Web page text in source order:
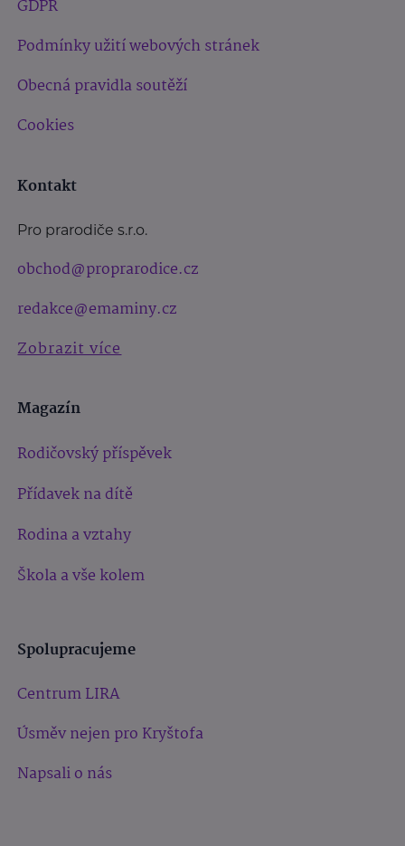
GDPR
Podmínky užití webových stránek
Obecná pravidla soutěží
Cookies
Kontakt
Pro prarodiče s.r.o.
obchod@proprarodice.cz
redakce@emaminy.cz
Zobrazit více
Magazín
Rodičovský příspěvek
Přídavek na dítě
Rodina a vztahy
Škola a vše kolem
Spolupracujeme
Centrum LIRA
Úsměv nejen pro Kryštofa
Napsali o nás